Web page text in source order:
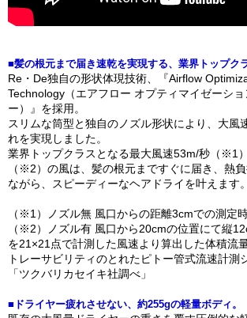
■髪の根元まで届き速乾を実現する、業界トップク
Re・De独自の形状体現技術、『Airflow
Technology（エアフロー オプティマイゼーシ
ー）』を採用。
スリムな筒型と独自のノズル形状により、大風
れを実現しました。
業界トップクラスとなる最大風速53m/秒（※1
（※2）の風は、髪の根元まですぐに届き、熱
ながら、スピーディーなヘアドライを叶えます。
（※1）ノズル無 風口からの距離3cmでの測定
（※2）ノズル有 風口から20cmの位置にて縦
を21×21点で計測した風速より算出した体積流
トレーサビリティのとれたピトー管式流速計測
「ツクバリカセイキ社調べ」
■ドライヤー疲れさせない、約255gの軽量ボディ。